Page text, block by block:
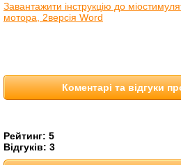
Завантажити інструкцію до
мотора, 2версія Word
Коментарі та відгуки
Рейтинг: 5
Відгуків: 3